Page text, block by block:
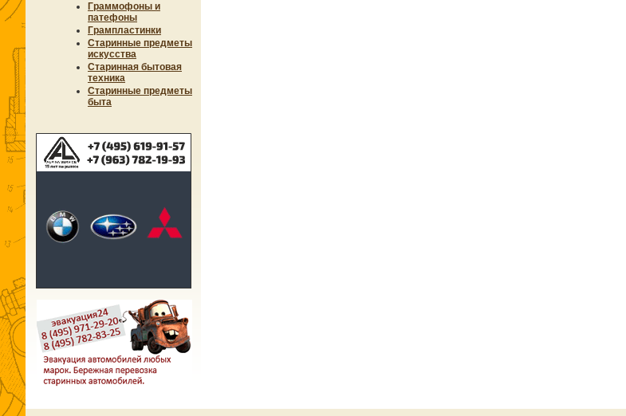
Граммофоны и
патефоны
Грампластинки
Старинные предметы
искусства
Старинная бытовая
техника
Старинные предметы
быта